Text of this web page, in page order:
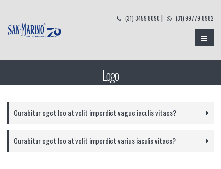
(31) 3459-8090 | (31) 99779-8982
Logo
Curabitur eget leo at velit imperdiet vague iaculis vitaes?
Curabitur eget leo at velit imperdiet varius iaculis vitaes?